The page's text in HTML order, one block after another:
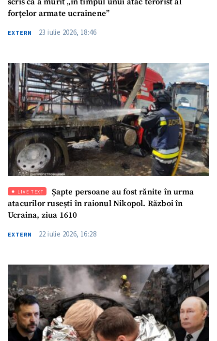
forțelor armate ucrainene”
EXTERN 23 iulie 2026, 18:46
LIVE TEXT
Șapte persoane au fost rănite în urma
atacurilor rusești în raionul Nikopol. Război în
Ucraina, ziua 1610
EXTERN 22 iulie 2026, 16:28